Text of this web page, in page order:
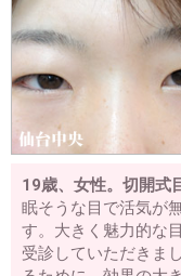
19歳、女性。切開式
眠そうな目で活気が
す。大きく魅力的な
受診していただきま